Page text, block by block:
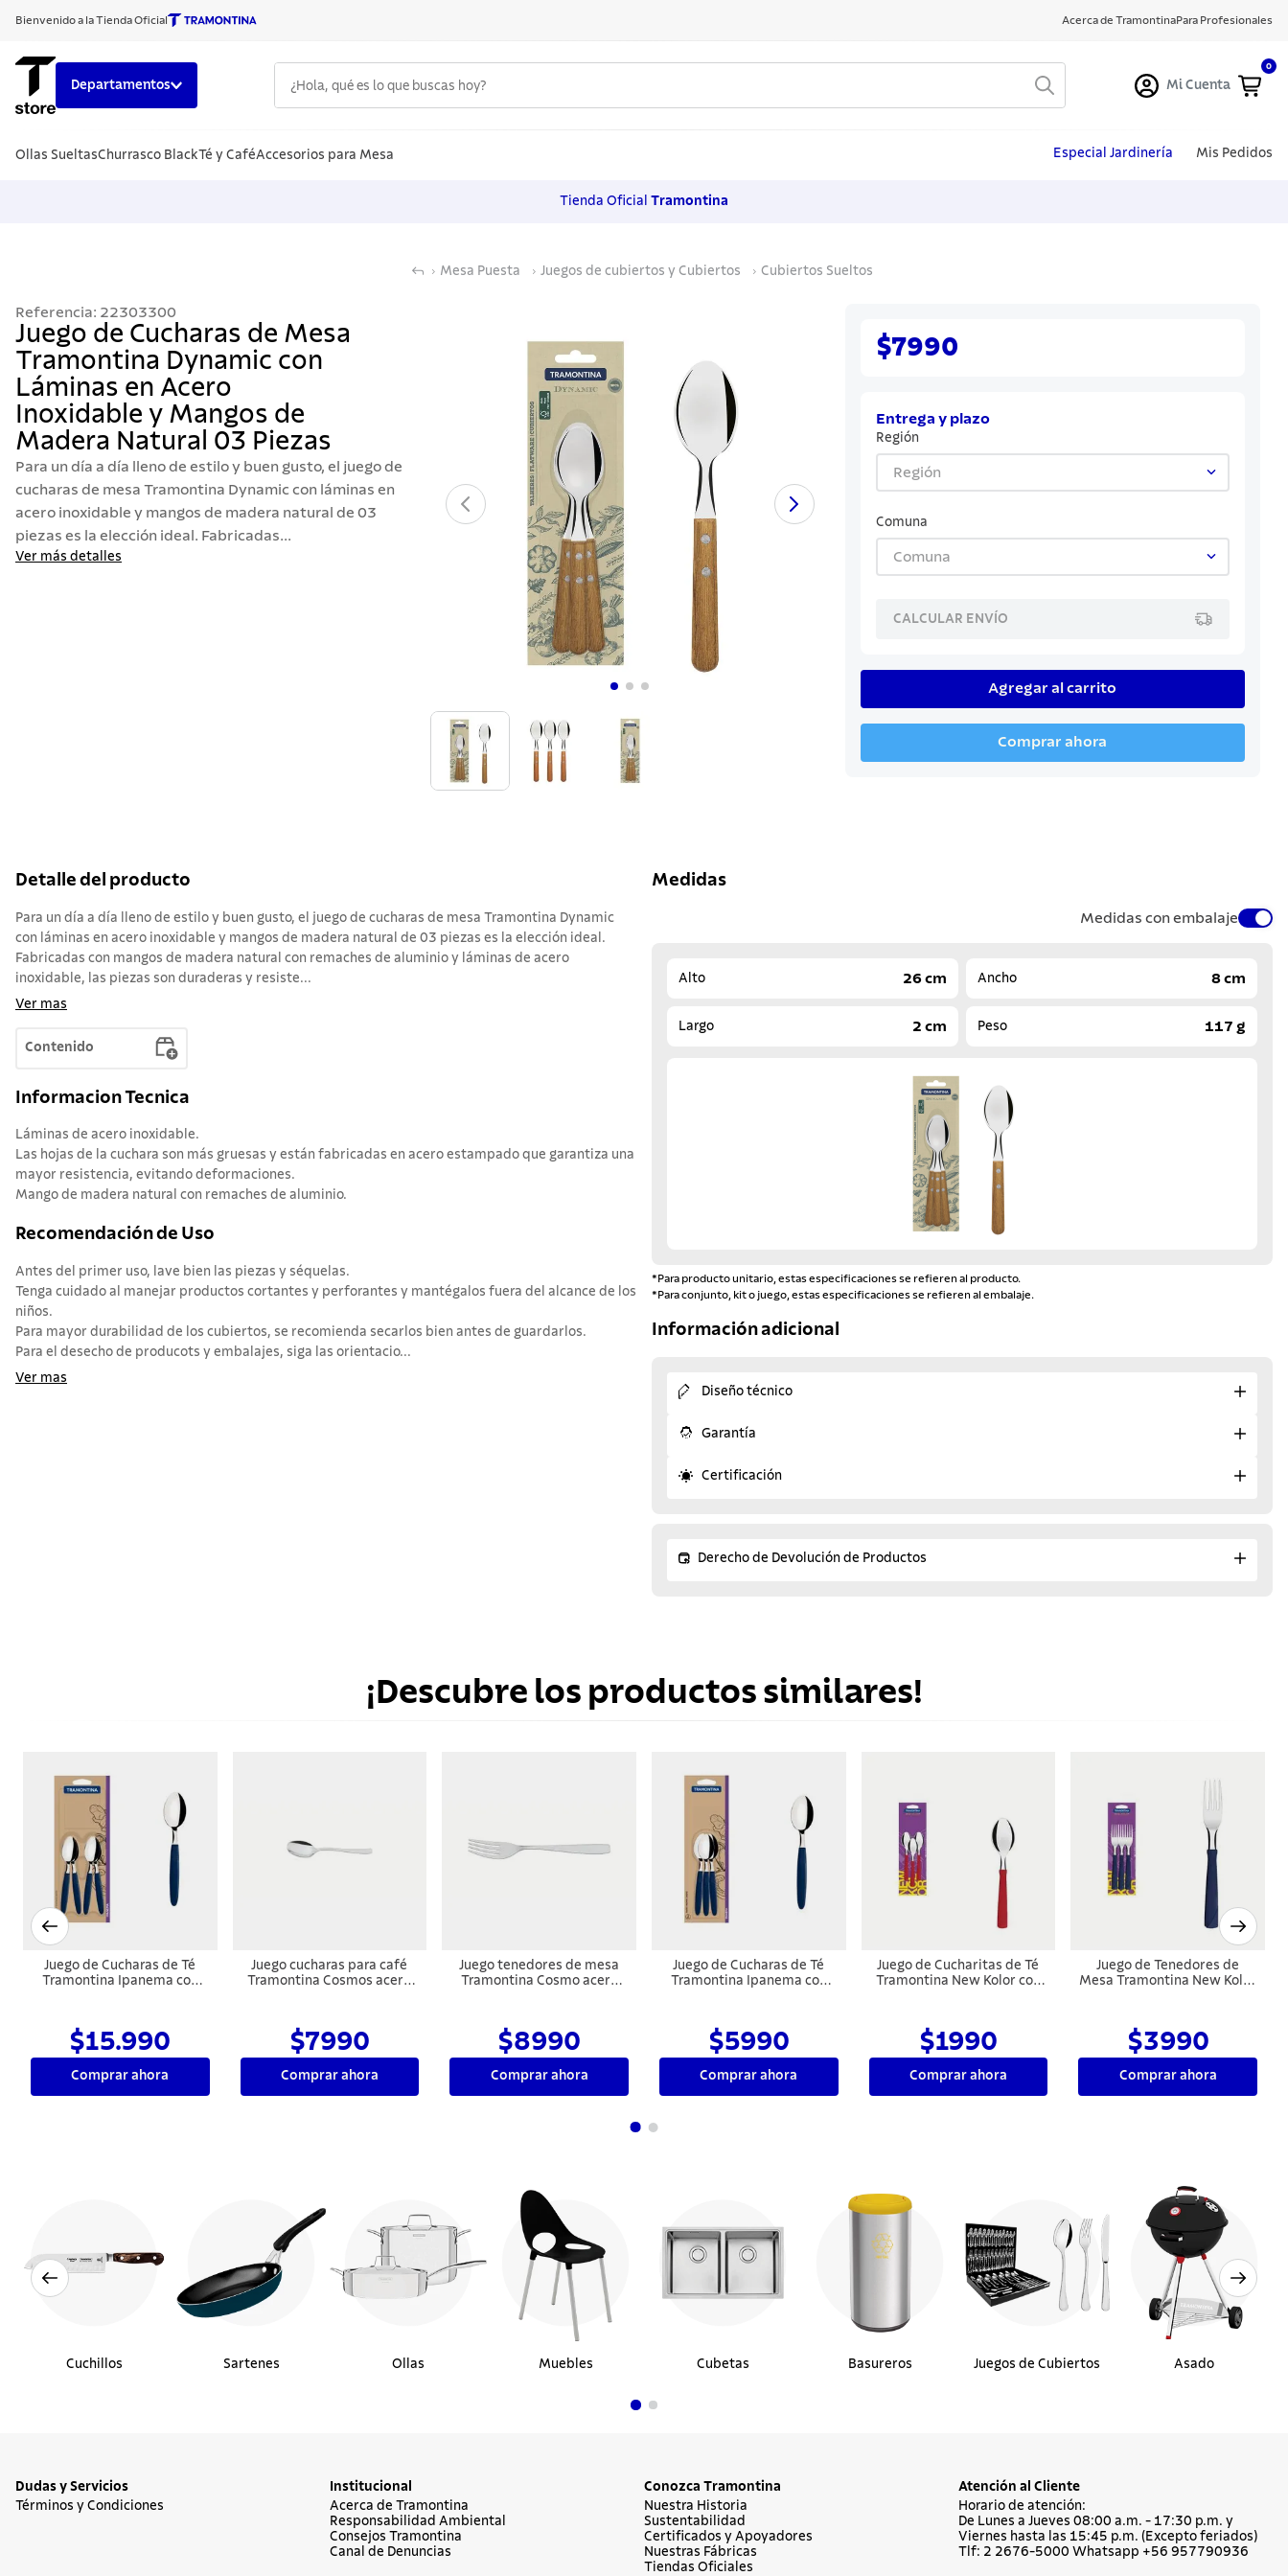
Bienvenido a la Tienda Oficial Acerca de TramontinaPara Profesionales
Departamentos Mi Cuenta
0
Ollas SueltasChurrasco BlackTé y CaféAccesorios para Mesa Especial Jardinería Mis Pedidos
Tienda Oficial Tramontina
Mesa Puesta Juegos de cubiertos y Cubiertos Cubiertos Sueltos
Referencia: 22303300
Juego de Cucharas de Mesa
Tramontina Dynamic con
Láminas en Acero
Inoxidable y Mangos de
Madera Natural 03 Piezas
Para un día a día lleno de estilo y buen gusto, el juego de
cucharas de mesa Tramontina Dynamic con láminas en
acero inoxidable y mangos de madera natural de 03
piezas es la elección ideal. Fabricadas...
Ver más detalles
$7990
Entrega y plazo
Región
Región
Comuna
Comuna
CALCULAR ENVÍO
Agregar al carrito
Comprar ahora
Detalle del producto
Para un día a día lleno de estilo y buen gusto, el juego de cucharas de mesa Tramontina Dynamic
con láminas en acero inoxidable y mangos de madera natural de 03 piezas es la elección ideal.
Fabricadas con mangos de madera natural con remaches de aluminio y láminas de acero
inoxidable, las piezas son duraderas y resiste...
Ver mas
Contenido
Informacion Tecnica
Láminas de acero inoxidable.
Las hojas de la cuchara son más gruesas y están fabricadas en acero estampado que garantiza una
mayor resistencia, evitando deformaciones.
Mango de madera natural con remaches de aluminio.
Recomendación de Uso
Antes del primer uso, lave bien las piezas y séquelas.
Tenga cuidado al manejar productos cortantes y perforantes y mantégalos fuera del alcance de los
niños.
Para mayor durabilidad de los cubiertos, se recomienda secarlos bien antes de guardarlos.
Para el desecho de producots y embalajes, siga las orientacio...
Ver mas
Medidas
Medidas con embalaje
Alto 26 cm Ancho 8 cm
Largo 2 cm Peso 117 g
*Para producto unitario, estas especificaciones se refieren al producto.
*Para conjunto, kit o juego, estas especificaciones se refieren al embalaje.
Información adicional
Diseño técnico
Garantía
Certificación
Derecho de Devolución de Productos
¡Descubre los productos similares!
Juego de Cucharas de Té
Tramontina Ipanema con
Polipropileno Azul 12 Piezas
$15.990
Comprar ahora
Juego cucharas para café
Tramontina Cosmos acero
$7990
Comprar ahora
Juego tenedores de mesa
Tramontina Cosmo acero
$8990
Comprar ahora
Juego de Cucharas de Té
Tramontina Ipanema con
Polipropileno Azul 3 Piezas
$5990
Comprar ahora
Juego de Cucharitas de Té
Tramontina New Kolor con
Polipropileno Rojo 3 Piezas
$1990
Comprar ahora
Juego de Tenedores de
Mesa Tramontina New Kolor
Polipropileno Azul 3 Piezas
$3990
Comprar ahora
Cuchillos Sartenes Ollas Muebles Cubetas Basureros Juegos de Cubiertos Asado
Dudas y Servicios
Términos y Condiciones
Institucional
Acerca de Tramontina
Responsabilidad Ambiental
Consejos Tramontina
Canal de Denuncias
Conozca Tramontina
Nuestra Historia
Sustentabilidad
Certificados y Apoyadores
Nuestras Fábricas
Tiendas Oficiales
Atención al Cliente
Horario de atención:
De Lunes a Jueves 08:00 a.m. - 17:30 p.m. y
Viernes hasta las 15:45 p.m. (Excepto feriados)
Tlf: 2 2676-5000 Whatsapp +56 957790936
1.
cuchillos
10. termo